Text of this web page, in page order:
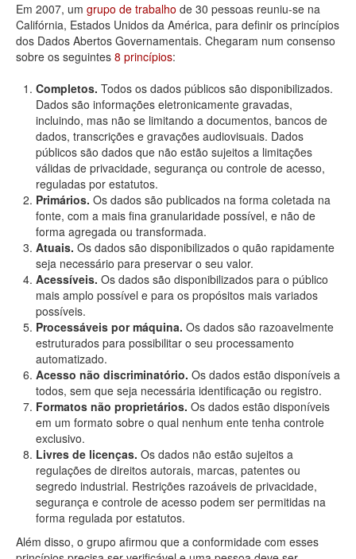
Em 2007, um grupo de trabalho de 30 pessoas reuniu-se na
Califórnia, Estados Unidos da América, para definir os princípios
dos Dados Abertos Governamentais. Chegaram num consenso
sobre os seguintes 8 princípios:
Completos. Todos os dados públicos são disponibilizados.
Dados são informações eletronicamente gravadas,
incluindo, mas não se limitando a documentos, bancos de
dados, transcrições e gravações audiovisuais. Dados
públicos são dados que não estão sujeitos a limitações
válidas de privacidade, segurança ou controle de acesso,
reguladas por estatutos.
Primários. Os dados são publicados na forma coletada na
fonte, com a mais fina granularidade possível, e não de
forma agregada ou transformada.
Atuais. Os dados são disponibilizados o quão rapidamente
seja necessário para preservar o seu valor.
Acessíveis. Os dados são disponibilizados para o público
mais amplo possível e para os propósitos mais variados
possíveis.
Processáveis por máquina. Os dados são razoavelmente
estruturados para possibilitar o seu processamento
automatizado.
Acesso não discriminatório. Os dados estão disponíveis a
todos, sem que seja necessária identificação ou registro.
Formatos não proprietários. Os dados estão disponíveis
em um formato sobre o qual nenhum ente tenha controle
exclusivo.
Livres de licenças. Os dados não estão sujeitos a
regulações de direitos autorais, marcas, patentes ou
segredo industrial. Restrições razoáveis de privacidade,
segurança e controle de acesso podem ser permitidas na
forma regulada por estatutos.
Além disso, o grupo afirmou que a conformidade com esses